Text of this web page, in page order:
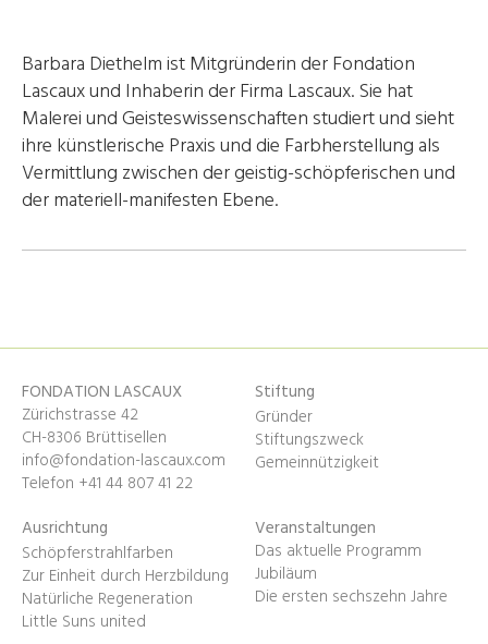
Barbara Diethelm ist Mitgründerin der Fondation
Lascaux und Inhaberin der Firma Lascaux. Sie hat
Malerei und Geisteswissenschaften studiert und sieht
ihre künstlerische Praxis und die Farbherstellung als
Vermittlung zwischen der geistig-schöpferischen und
der materiell-manifesten Ebene.
FONDATION LASCAUX
Zürichstrasse 42
CH-8306 Brüttisellen
info@fondation-lascaux.com
Telefon +41 44 807 41 22
Stiftung
Gründer
Stiftungszweck
Gemeinnützigkeit
Ausrichtung
Schöpferstrahlfarben
Zur Einheit durch Herzbildung
Natürliche Regeneration
Little Suns united
Veranstaltungen
Das aktuelle Programm
Jubiläum
Die ersten sechszehn Jahre